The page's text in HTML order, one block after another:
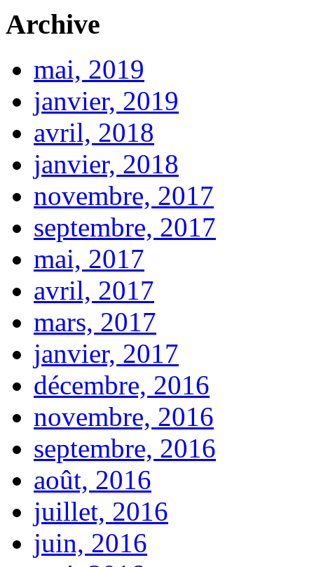
Archive
mai, 2019
janvier, 2019
avril, 2018
janvier, 2018
novembre, 2017
septembre, 2017
mai, 2017
avril, 2017
mars, 2017
janvier, 2017
décembre, 2016
novembre, 2016
septembre, 2016
août, 2016
juillet, 2016
juin, 2016